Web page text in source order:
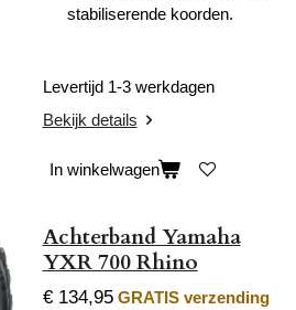
stabiliserende koorden.
Levertijd 1-3 werkdagen
Bekijk details
In winkelwagen
Achterband Yamaha
YXR 700 Rhino
€ 134,95 GRATIS verzending